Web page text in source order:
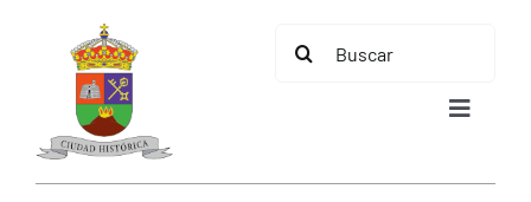
contenido
Buscar:
Toggle